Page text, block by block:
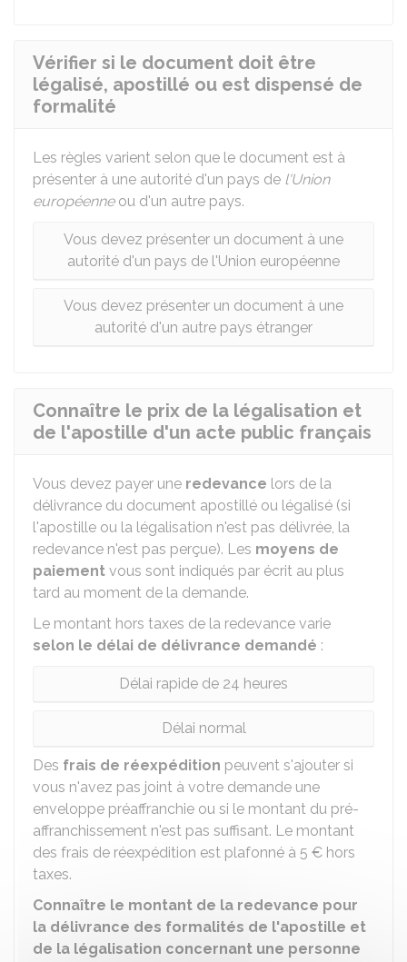
Vérifier si le document doit être
légalisé, apostillé ou est dispensé de
formalité
Les règles varient selon que le document est à
présenter à une autorité d'un pays de l'Union
européenneou d'un autre pays.
Vous devez présenter un document à une
autorité d'un pays de l'Union européenne
Vous devez présenter un document à une
autorité d'un autre pays étranger
Connaître le prix de la légalisation et
de l'apostille d'un acte public français
Vous devez payer une redevance lors de la
délivrance du document apostillé ou légalisé (si
l'apostille ou la légalisation n'est pas délivrée, la
redevance n'est pas perçue). Les moyens de
paiement vous sont indiqués par écrit au plus
tard au moment de la demande.
Le montant hors taxes de la redevance varie
selon le délai de délivrance demandé :
Délai rapide de 24 heures
Délai normal
Des frais de réexpédition peuvent s'ajouter si
vous n'avez pas joint à votre demande une
enveloppe préaffranchie ou si le montant du pré-
affranchissement n'est pas suffisant. Le montant
des frais de réexpédition est plafonné à 5 € hors
taxes.
Connaître le montant de la redevance pour
la délivrance des formalités de l'apostille et
de la légalisation concernant une personne